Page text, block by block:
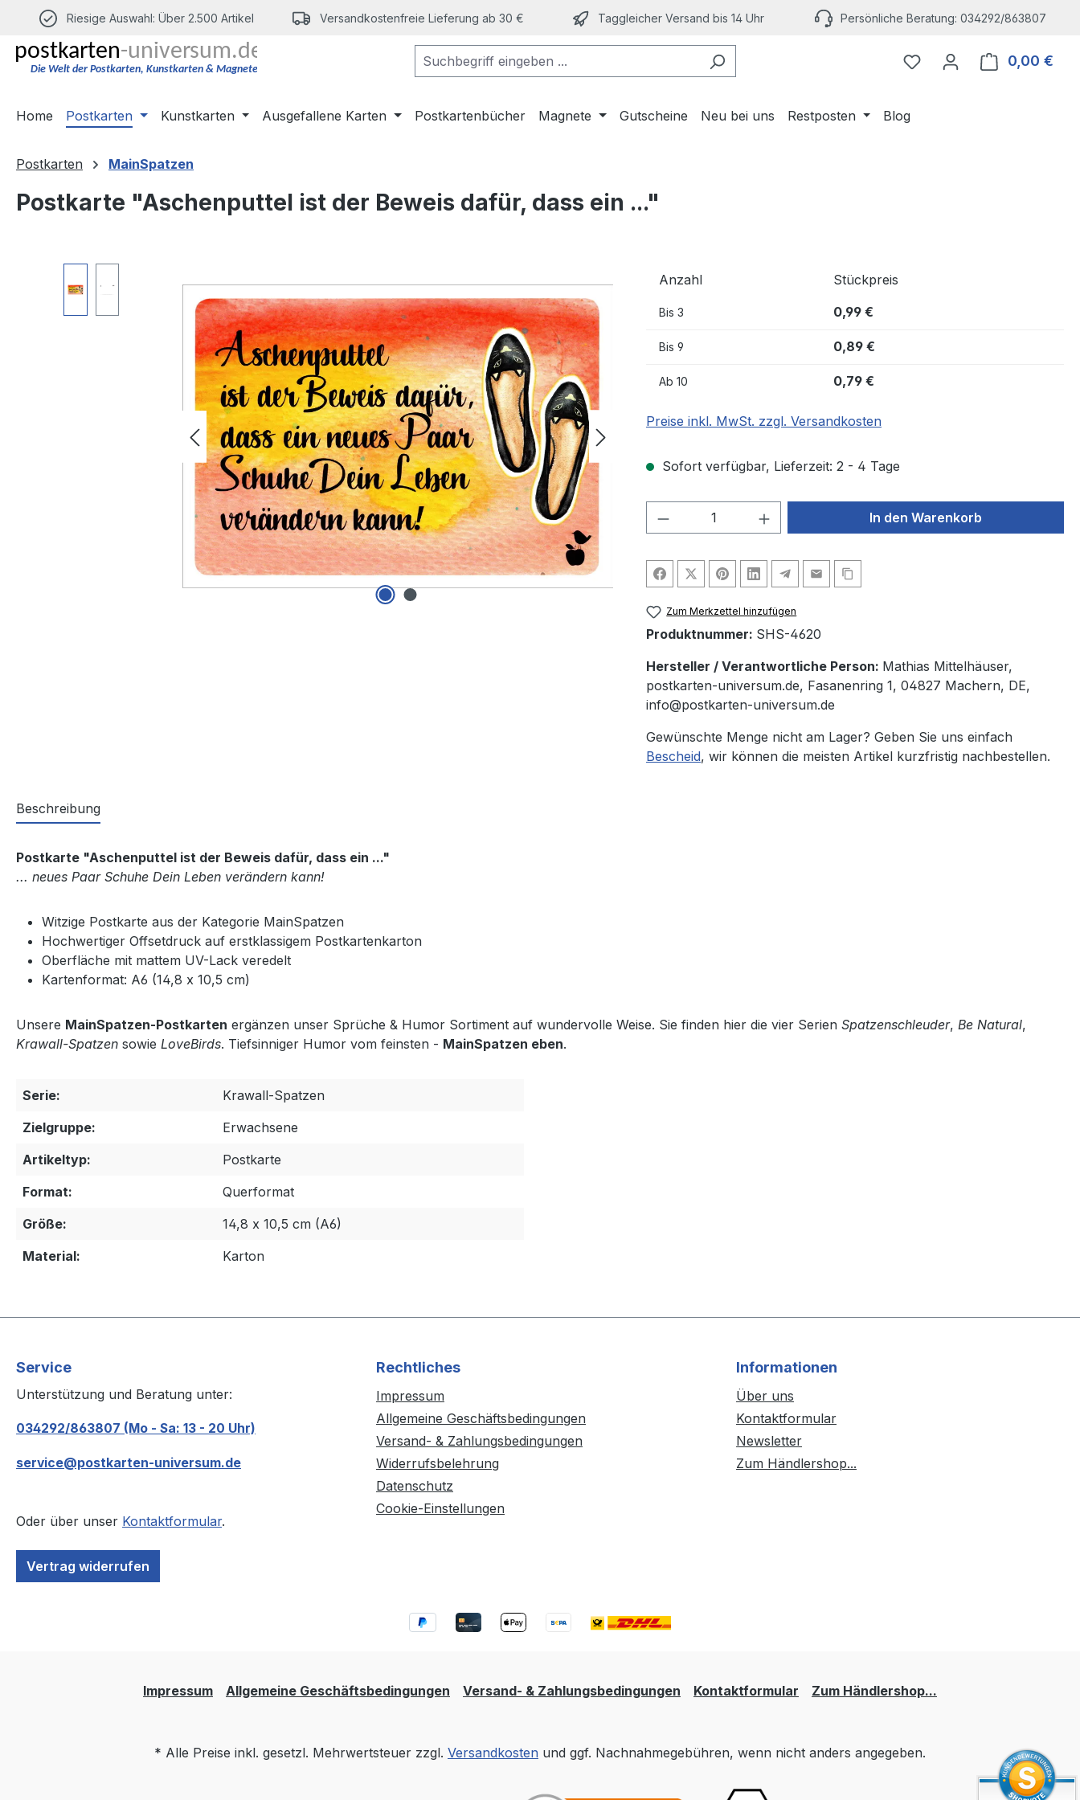
Hauptinhalt springen
Zur Suche springen
Zur Hauptnavigation springen
Riesige Auswahl: Über 2.500 Artikel Versandkostenfreie Lieferung ab 30 € Taggleicher Versand bis 14 Uhr Persönliche Beratung: 034292/863807
Du hast 0 Produkte auf
0,00 €
Home Postkarten Kunstkarten Ausgefallene Karten Postkartenbücher Magnete Gutscheine Neu bei uns Restposten Blog
Postkarten MainSpatzen
Postkarte "Aschenputtel ist der Beweis dafür, dass ein ..."
Anzahl Stückpreis
Bis 3 0,99 €
Bis 9 0,89 €
Ab 10 0,79 €
Preise inkl. MwSt. zzgl. Versandkosten
Sofort verfügbar, Lieferzeit: 2 - 4 Tage
Produkt Anzahl: Gib den gewünschten Wert
In den Warenkorb
Zum Merkzettel hinzufügen
Produktnummer: SHS-4620
Hersteller / Verantwortliche Person: Mathias Mittelhäuser,
postkarten-universum.de, Fasanenring 1, 04827 Machern, DE,
info@postkarten-universum.de
Gewünschte Menge nicht am Lager? Geben Sie uns einfach
Bescheid, wir können die meisten Artikel kurzfristig nachbestellen.
Beschreibung
Postkarte "Aschenputtel ist der Beweis dafür, dass ein ..."
... neues Paar Schuhe Dein Leben verändern kann!
Witzige Postkarte aus der Kategorie MainSpatzen
Hochwertiger Offsetdruck auf erstklassigem Postkartenkarton
Oberfläche mit mattem UV-Lack veredelt
Kartenformat: A6 (14,8 x 10,5 cm)
Unsere MainSpatzen-Postkarten ergänzen unser Sprüche & Humor Sortiment auf wundervolle Weise. Sie finden hier die vier Serien Spatzenschleuder, Be Natural,
Krawall-Spatzen sowie LoveBirds. Tiefsinniger Humor vom feinsten - MainSpatzen eben.
Serie:
Krawall-Spatzen
Zielgruppe:
Erwachsene
Artikeltyp:
Postkarte
Format:
Querformat
Größe:
14,8 x 10,5 cm (A6)
Material:
Karton
Service
Unterstützung und Beratung unter:
034292/863807 (Mo - Sa: 13 - 20 Uhr)
service@postkarten-universum.de
Oder über unser Kontaktformular.
Vertrag widerrufen
Rechtliches
Impressum
Allgemeine Geschäftsbedingungen
Versand- & Zahlungsbedingungen
Widerrufsbelehrung
Datenschutz
Cookie-Einstellungen
Informationen
Über uns
Kontaktformular
Newsletter
Zum Händlershop...
Impressum Allgemeine Geschäftsbedingungen Versand- & Zahlungsbedingungen Kontaktformular Zum Händlershop...
* Alle Preise inkl. gesetzl. Mehrwertsteuer zzgl. Versandkosten und ggf. Nachnahmegebühren, wenn nicht anders angegeben.